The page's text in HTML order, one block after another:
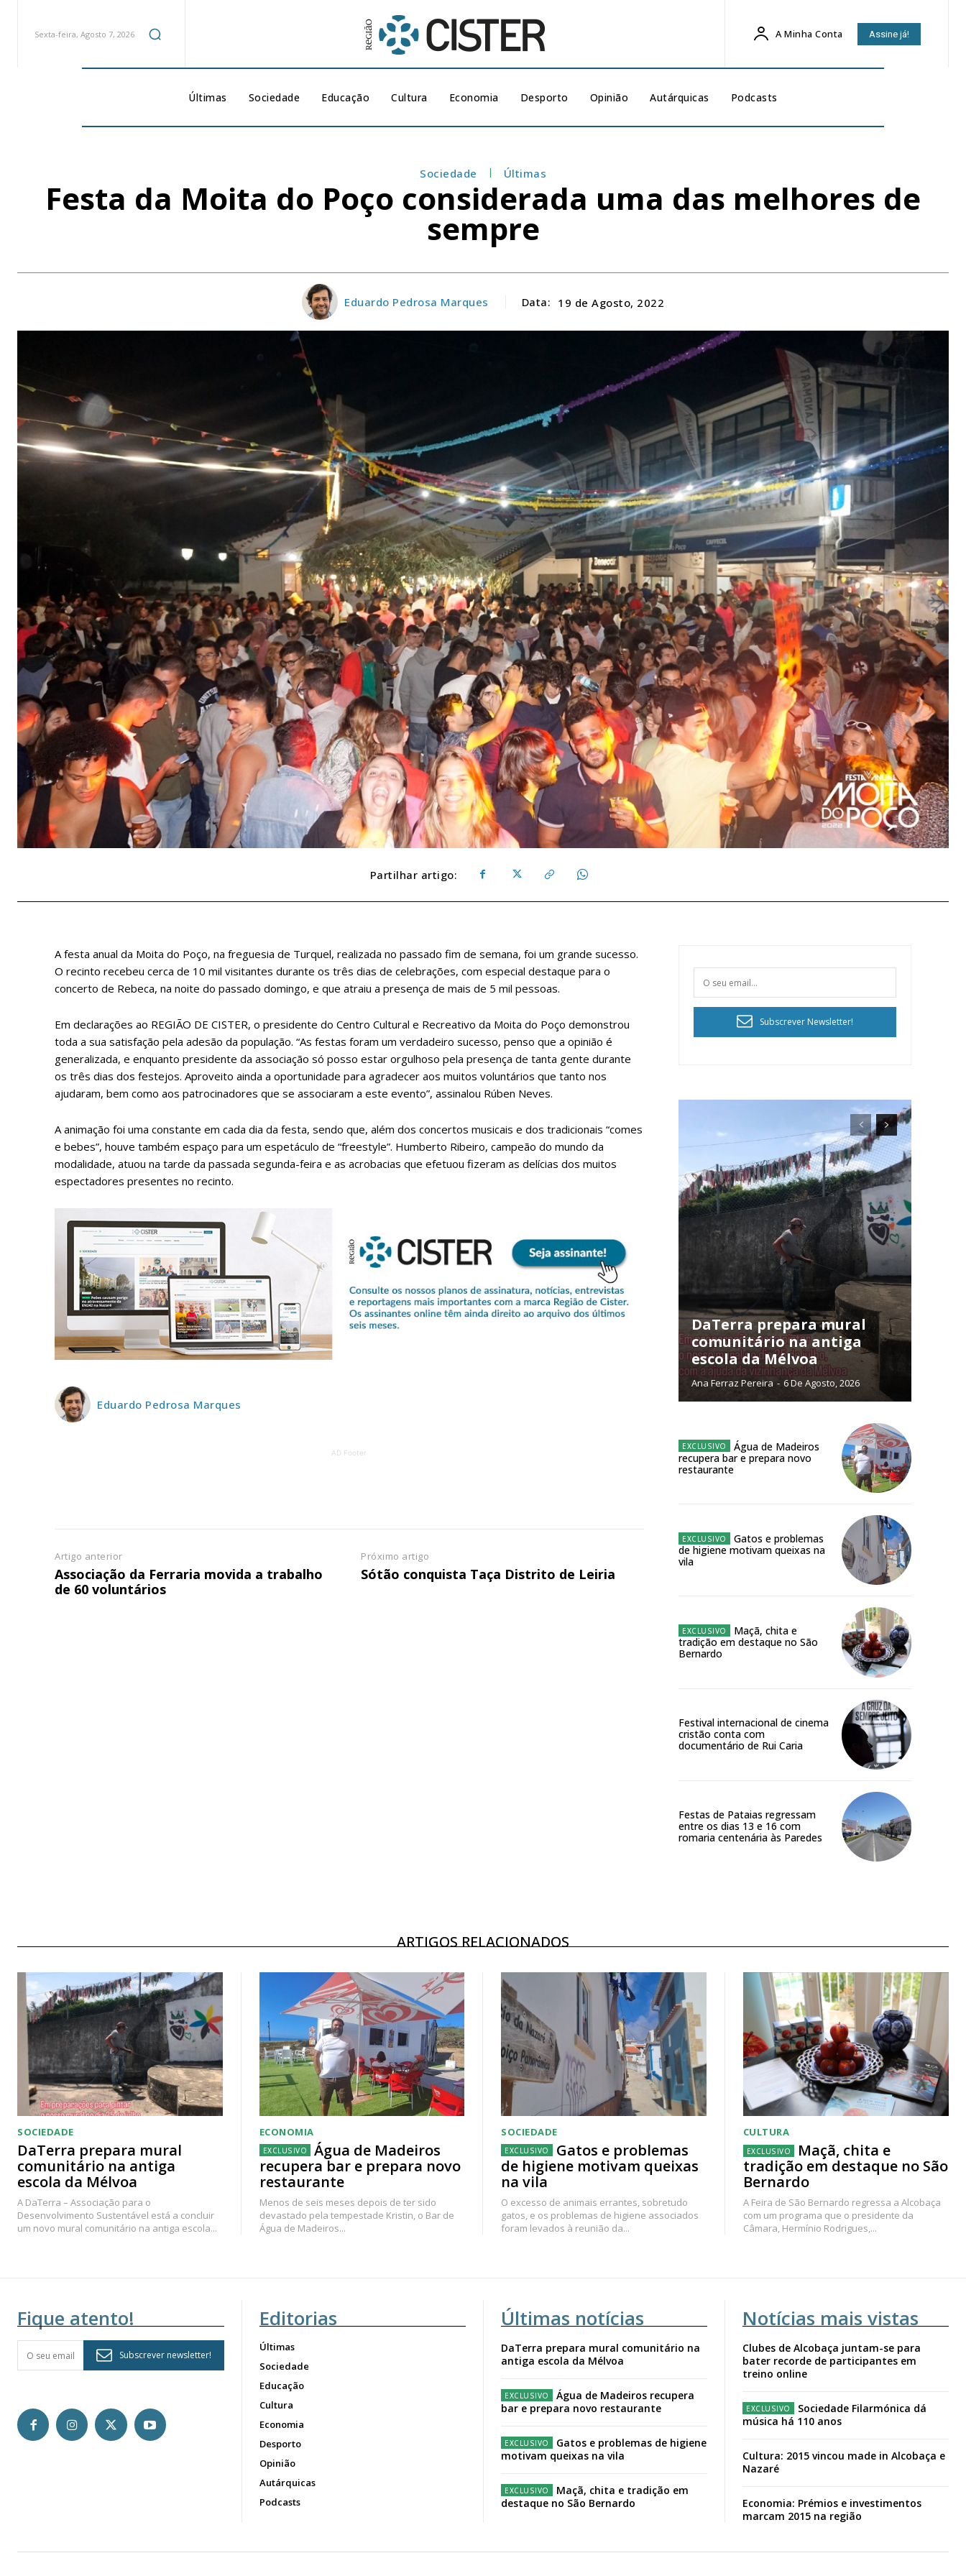
Planos de Assinatura
Faça-se assinante do Região de Cister e ajude-nos a manter este serviço público!
ASSINATURA
IMPRESSA
32€
ASSINATURA
DIGITAL ANUAL
Acesso aos conteúdos Exclusivos para
Sexta-feira, Agosto 7, 2026 A Minha Conta Assine já!
Últimas Sociedade Educação Cultura Economia Desporto Opinião Autárquicas Podcasts
Sociedade Últimas
Festa da Moita do Poço considerada uma das melhores de
sempre
Eduardo Pedrosa Marques Data: 19 de Agosto, 2022
Partilhar artigo:
A festa anual da Moita do Poço, na freguesia de Turquel, realizada no passado fim de semana, foi um grande sucesso.
O recinto recebeu cerca de 10 mil visitantes durante os três dias de celebrações, com especial destaque para o
concerto de Rebeca, na noite do passado domingo, e que atraiu a presença de mais de 5 mil pessoas.
Em declarações ao REGIÃO DE CISTER, o presidente do Centro Cultural e Recreativo da Moita do Poço demonstrou
toda a sua satisfação pela adesão da população. “As festas foram um verdadeiro sucesso, penso que a opinião é
generalizada, e enquanto presidente da associação só posso estar orgulhoso pela presença de tanta gente durante
os três dias dos festejos. Aproveito ainda a oportunidade para agradecer aos muitos voluntários que tanto nos
ajudaram, bem como aos patrocinadores que se associaram a este evento”, assinalou Rúben Neves.
A animação foi uma constante em cada dia da festa, sendo que, além dos concertos musicais e dos tradicionais “comes
e bebes”, houve também espaço para um espetáculo de “freestyle”. Humberto Ribeiro, campeão do mundo da
modalidade, atuou na tarde da passada segunda-feira e as acrobacias que efetuou fizeram as delícias dos muitos
espectadores presentes no recinto.
Eduardo Pedrosa Marques
AD Footer
Artigo anterior
Associação da Ferraria movida a trabalho
de 60 voluntários
Próximo artigo
Sótão conquista Taça Distrito de Leiria
Subscrever Newsletter!
DaTerra prepara mural
comunitário na antiga
escola da Mélvoa
Ana Ferraz Pereira - 6 De Agosto, 2026
Água de Madeiros
recupera bar e prepara novo
restaurante
Gatos e problemas
de higiene motivam queixas na
vila
Maçã, chita e
tradição em destaque no São
Bernardo
Festival internacional de cinema
cristão conta com
documentário de Rui Caria
Festas de Pataias regressam
entre os dias 13 e 16 com
romaria centenária às Paredes
ARTIGOS RELACIONADOS
SOCIEDADE
DaTerra prepara mural
comunitário na antiga
escola da Mélvoa
A DaTerra – Associação para o
Desenvolvimento Sustentável está a concluir
um novo mural comunitário na antiga escola...
ECONOMIA
Água de Madeiros
recupera bar e prepara novo
restaurante
Menos de seis meses depois de ter sido
devastado pela tempestade Kristin, o Bar de
Água de Madeiros...
SOCIEDADE
Gatos e problemas
de higiene motivam queixas
na vila
O excesso de animais errantes, sobretudo
gatos, e os problemas de higiene associados
foram levados à reunião da...
CULTURA
Maçã, chita e
tradição em destaque no São
Bernardo
A Feira de São Bernardo regressa a Alcobaça
com um programa que o presidente da
Câmara, Hermínio Rodrigues,...
Fique atento!
Subscrever newsletter!
Editorias
Últimas
Sociedade
Educação
Cultura
Economia
Desporto
Opinião
Autárquicas
Podcasts
Últimas notícias
DaTerra prepara mural comunitário na
antiga escola da Mélvoa
Água de Madeiros recupera
bar e prepara novo restaurante
Gatos e problemas de higiene
motivam queixas na vila
Maçã, chita e tradição em
destaque no São Bernardo
Notícias mais vistas
Clubes de Alcobaça juntam-se para
bater recorde de participantes em
treino online
Sociedade Filarmónica dá
música há 110 anos
Cultura: 2015 vincou made in Alcobaça e
Nazaré
Economia: Prémios e investimentos
marcam 2015 na região